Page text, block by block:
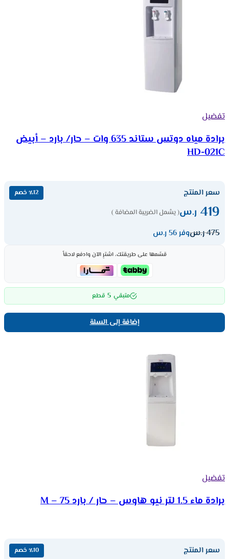
تفضيل
برادة مياه دوتس ستاند 635 وات – حار/ بارد – أبيض
HD-021C
سعر المنتج ٪12 خصم
419 ر.س( يشمل الضريبة المضافة )
475ر.سوفر 56 ر.س
قسّمها على طريقتك، اشترِ الآن وادفع لاحقاً
متبقي 5 قطع
إضافة إلى السلة
تفضيل
برادة ماء 1.5 لتر نيو هاوس – حار / بارد M – 75
سعر المنتج ٪10 خصم